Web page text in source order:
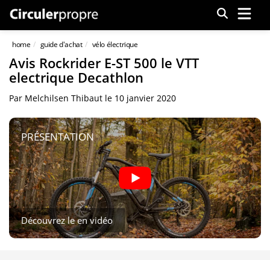
Menu
home guide d'achat vélo électrique
Avis Rockrider E-ST 500 le VTT
electrique Decathlon
Par Melchilsen Thibaut le 10 janvier 2020
PRÉSENTATION
Découvrez le en vidéo